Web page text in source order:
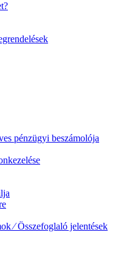
pénzügyi beszámolója
⁄ Összefoglaló jelentések